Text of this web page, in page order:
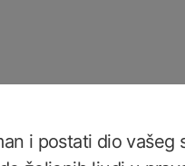
i postati dio